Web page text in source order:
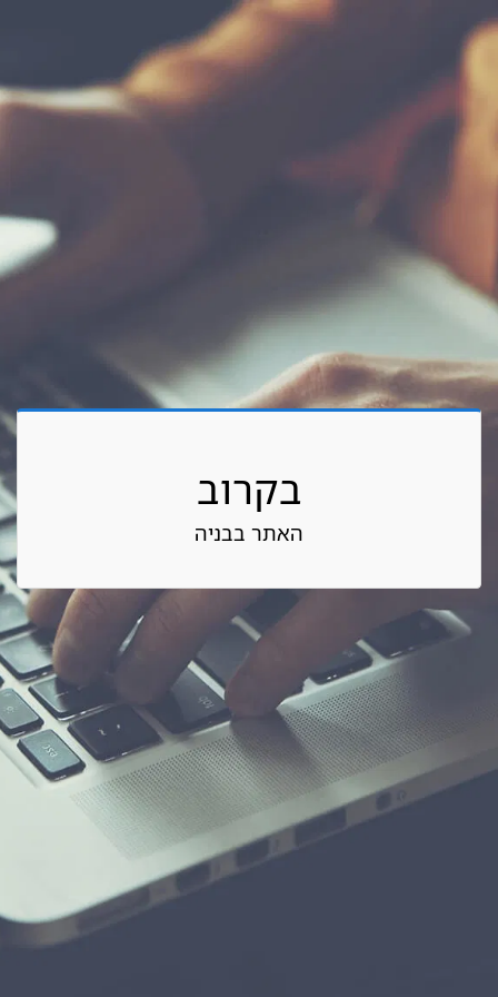
בקרוב
האתר בבניה